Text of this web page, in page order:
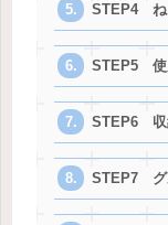
STEP4 ね
STEP5 使
STEP6 収
STEP7 グ